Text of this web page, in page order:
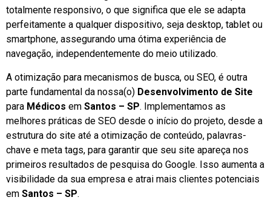
totalmente responsivo, o que significa que ele se adapta
perfeitamente a qualquer dispositivo, seja desktop, tablet ou
smartphone, assegurando uma ótima experiência de
navegação, independentemente do meio utilizado.
A otimização para mecanismos de busca, ou SEO, é outra
parte fundamental da nossa(o) Desenvolvimento de Site
para Médicos em Santos – SP. Implementamos as
melhores práticas de SEO desde o início do projeto, desde a
estrutura do site até a otimização de conteúdo, palavras-
chave e meta tags, para garantir que seu site apareça nos
primeiros resultados de pesquisa do Google. Isso aumenta a
visibilidade da sua empresa e atrai mais clientes potenciais
em Santos – SP.